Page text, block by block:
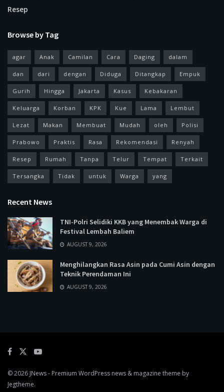
Resep
Browse by Tag
agar Anak Camilan Cara Daging dalam
dan dari dengan Diduga Ditangkap Empuk
Gurih Hingga Jakarta Kasus Kebakaran
Keluarga Korban KPK Kue Lama Lembut
Lezat Makan Membuat Mudah oleh Polisi
Prabowo Praktis Rasa Rekomendasi Renyah
Resep Rumah Tanpa Telur Tempat Terkait
Tersangka Tidak untuk Warga yang
Recent News
TNI-Polri Selidiki KKB yang Menembak Warga di
Festival Lembah Baliem
AUGUST 9, 2026
Menghilangkan Rasa Asin pada Cumi Asin dengan
Teknik Perendaman Ini
AUGUST 9, 2026
© 2026 JNews- Premium WordPress news & magazine theme by
Jegtheme.